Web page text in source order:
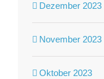
Dezember 2023
November 2023
Oktober 2023